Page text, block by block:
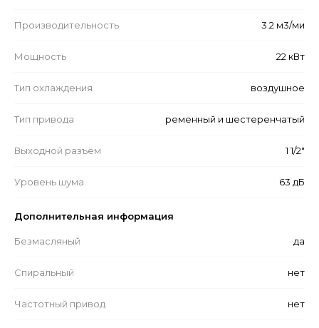
Производительность 3.2 м3/ми
Мощность 22 кВт
Тип охлаждения воздушное
Тип привода ременный и шестеренчатый
Выходной разъём 1 1/2"
Уровень шума 63 дБ
Дополнительная информация
Безмасляный да
Спиральный нет
Частотный привод нет